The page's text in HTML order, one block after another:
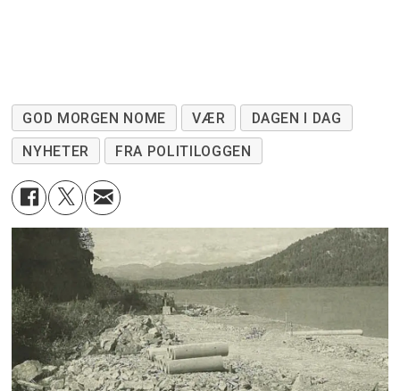
GOD MORGEN NOME VÆR
DAGEN I DAG
NYHETER
FRA POLITILOGGEN